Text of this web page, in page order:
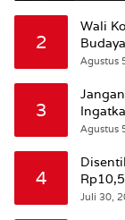
2
Wali
Agustus
3
Agustus
4
Beri
Juli 30,